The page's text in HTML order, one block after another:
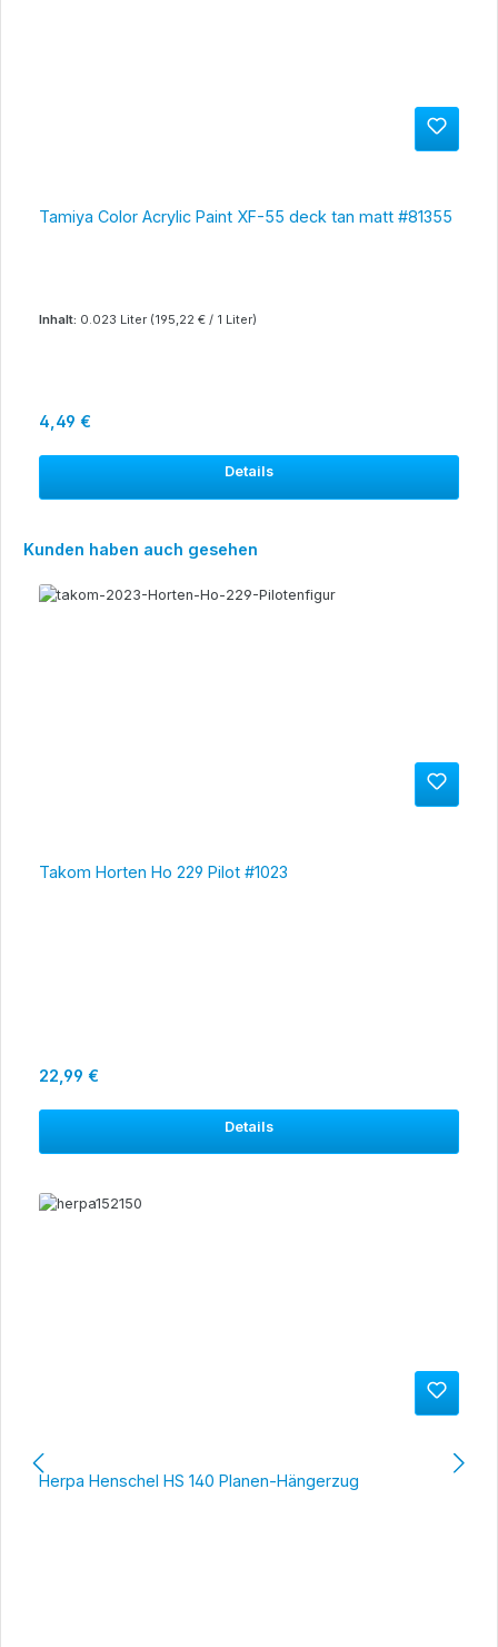
Tamiya Color Acrylic Paint XF-55 deck tan matt #81355
Inhalt: 0.023 Liter (195,22 € / 1 Liter)
Regulärer Preis:
4,49 €
Details
Produktgalerie überspringen
Kunden haben auch gesehen
Takom Horten Ho 229 Pilot #1023
Regulärer Preis:
22,99 €
Details
Herpa Henschel HS 140 Planen-Hängerzug